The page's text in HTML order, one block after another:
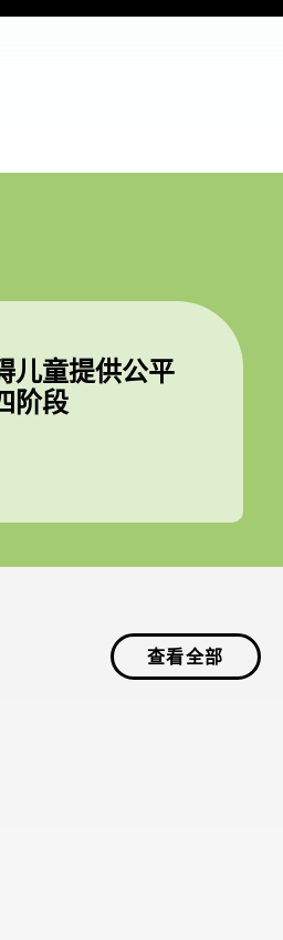
儿童提供公平
阶段
查看全部